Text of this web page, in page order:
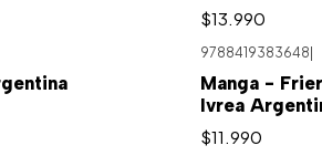
$13.990
9788419383648|
Manga -
Ivrea
$11.990